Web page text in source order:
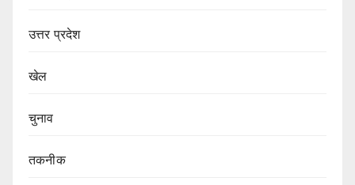
उत्तर प्रदेश
खेल
चुनाव
तकनीक